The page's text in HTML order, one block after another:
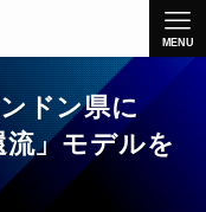
MENU
ドン県に
流」モデルを